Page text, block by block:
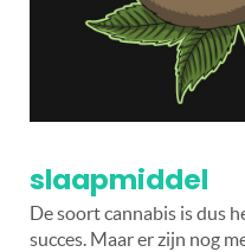
slaapmiddel
De soort cannabis is dus
succes. Maar er zijn nog